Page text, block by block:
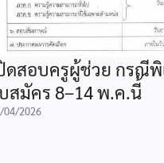
ดสอบครูผู้ช่วย กรณี
สมัคร 8–14 พ.ค.นี้
04/2026